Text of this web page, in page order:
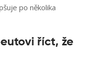
po několika
říct, že